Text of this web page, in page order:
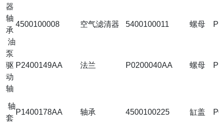
器
轴
承
4500100008 空气滤清器 5400100011 螺母
油
泵
驱
动
轴
P2400149AA 法兰 P0200040AA 螺母
轴
套
P1400178AA 轴承 4500100225 缸盖